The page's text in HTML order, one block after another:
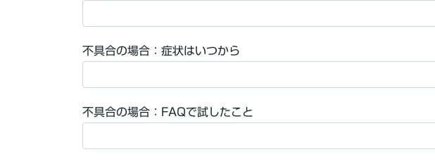
不具合の場合：症状はいつから
不具合の場合：FAQで試したこと